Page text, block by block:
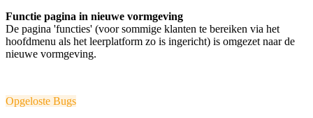
Functie pagina in nieuwe vormgeving
De pagina 'functies' (voor sommige klanten te bereiken via het
hoofdmenu als het leerplatform zo is ingericht) is omgezet naar de
nieuwe vormgeving.
Opgeloste Bugs